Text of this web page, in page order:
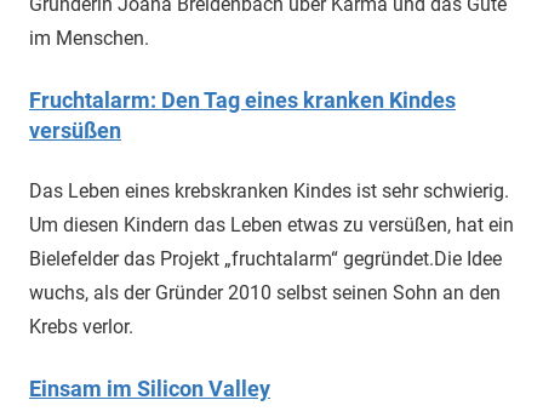
im Menschen.
Fruchtalarm: Den Tag eines kranken Kindes
versüßen
Das Leben eines krebskranken Kindes ist sehr schwierig.
Um diesen Kindern das Leben etwas zu versüßen, hat ein
Bielefelder das Projekt „fruchtalarm“ gegründet.Die Idee
wuchs, als der Gründer 2010 selbst seinen Sohn an den
Krebs verlor.
Einsam im Silicon Valley